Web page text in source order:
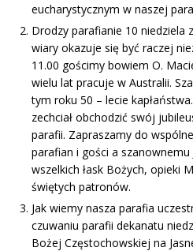
eucharystycznym w naszej
Drodzy parafianie 10 niedziela
wiary okazuje się być raczej
11.00 gościmy bowiem O.
wielu lat pracuje w Australii.
tym roku 50 – lecie
zechciał obchodzić swój
parafii. Zapraszamy do
parafian i gości a
wszelkich łask Bożych, opieki
świętych patronów.
Jak wiemy nasza parafia
czuwaniu parafii dekanatu
Bożej Częstochowskiej na